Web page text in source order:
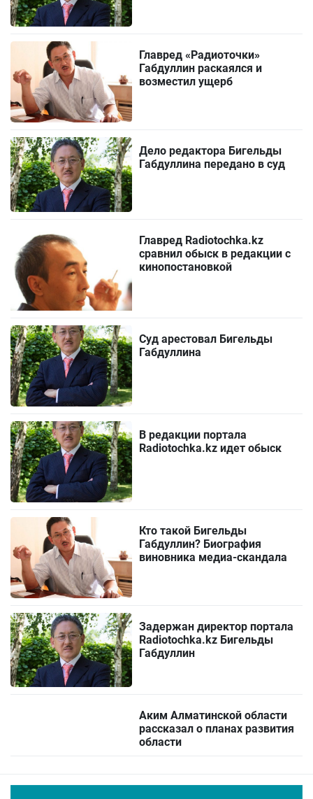
Главред «Радиоточки»
Габдуллин раскаялся и
возместил ущерб
Дело редактора Бигельды
Габдуллина передано в суд
Главред Radiotochka.kz
сравнил обыск в редакции с
кинопостановкой
Суд арестовал Бигельды
Габдуллина
В редакции портала
Radiotochka.kz идет обыск
Кто такой Бигельды
Габдуллин? Биография
виновника медиа-скандала
Задержан директор портала
Radiotochka.kz Бигельды
Габдуллин
Аким Алматинской области
рассказал о планах развития
области